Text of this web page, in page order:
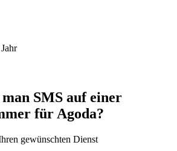
SMS auf einer
für Agoda?
gewünschten Dienst